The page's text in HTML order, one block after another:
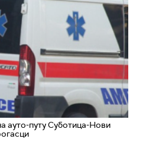
ауто-путу Суботица-Нови